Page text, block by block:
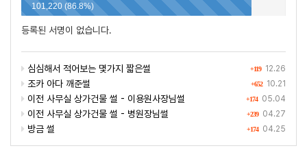
101,220 (86.8%)
등록된 서명이 없습니다.
+119 12.26
심심해서 적어보는 몇가지 짧은썰
+652 10.21
조카 아다 깨준썰
+174 05.04
이전 사무실 상가건물 썰 - 이용원사장님썰
+239 04.27
이전 사무실 상가건물 썰 - 병원장님썰
+174 04.25
방금 썰